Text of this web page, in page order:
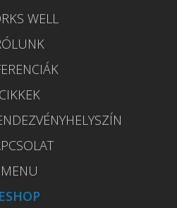
WELL
CIKKEK
MENU
ESHOP